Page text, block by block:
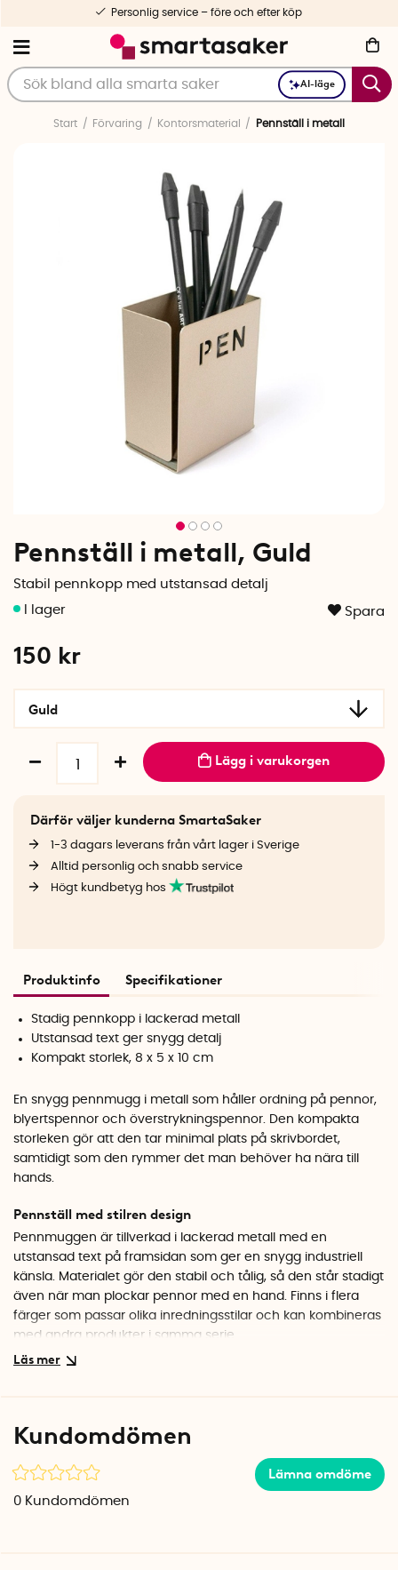
AI-läge
Personlig service – före och efter köp
Start Förvaring Kontorsmaterial Pennställ i metall
Pennställ i metall, Guld
Stabil pennkopp med utstansad detalj
Spara
150 kr
Guld
Lägg i varukorgen
Därför väljer kunderna SmartaSaker
1-3 dagars leverans från vårt lager i Sverige
Alltid personlig och snabb service
Högt kundbetyg hos
Produktinfo Specifikationer
Stadig pennkopp i lackerad metall
Utstansad text ger snygg detalj
Kompakt storlek, 8 x 5 x 10 cm
En snygg pennmugg i metall som håller ordning på pennor,
blyertspennor och överstrykningspennor. Den kompakta
storleken gör att den tar minimal plats på skrivbordet,
samtidigt som den rymmer det man behöver ha nära till
hands.
Pennställ med stilren design
Pennmuggen är tillverkad i lackerad metall med en
utstansad text på framsidan som ger en snygg industriell
känsla. Materialet gör den stabil och tålig, så den står stadigt
även när man plockar pennor med en hand. Finns i flera
färger som passar olika inredningsstilar och kan kombineras
med andra produkter i samma serie.
Specifikationer
Kundomdömen
Lämna omdöme
0 Kundomdömen